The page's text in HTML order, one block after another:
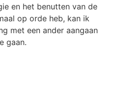
en het benutten van de
op orde heb, kan ik
met een ander aangaan
gaan.